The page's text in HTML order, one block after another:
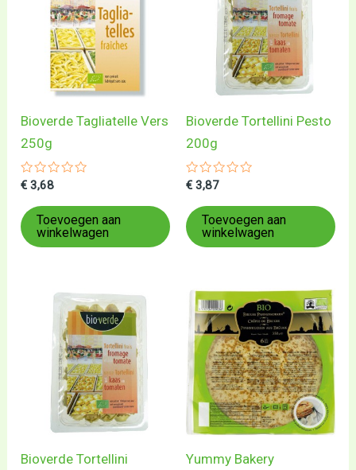
Bioverde Tagliatelle Vers
250g
Gewaardeerd
uit
5
€ 3,68
Toevoegen aan
winkelwagen
Bioverde Tortellini Pesto
200g
Gewaardeerd
uit
5
€ 3,87
Toevoegen aan
winkelwagen
Bioverde Tortellini
Yummy Bakery